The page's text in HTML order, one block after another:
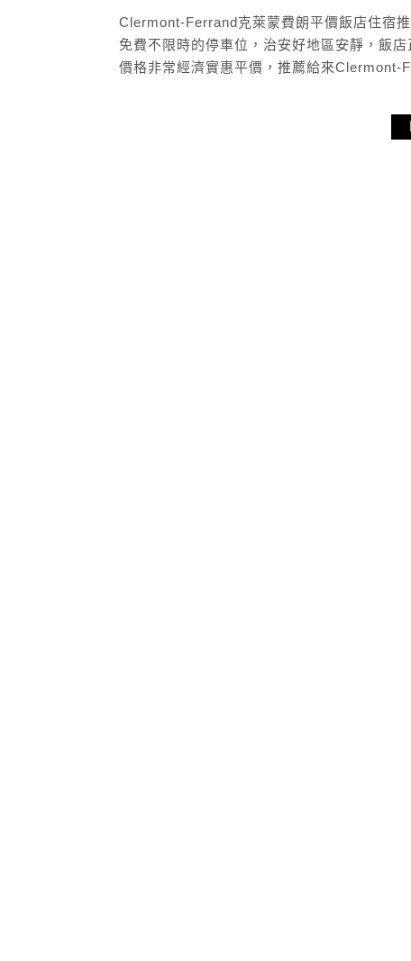
Clermont-Ferrand克萊蒙費朗平價飯店住宿
免費不限時的停車位，治安好地區安靜，飯
價格非常經濟實惠平價，推薦給來Clermont-